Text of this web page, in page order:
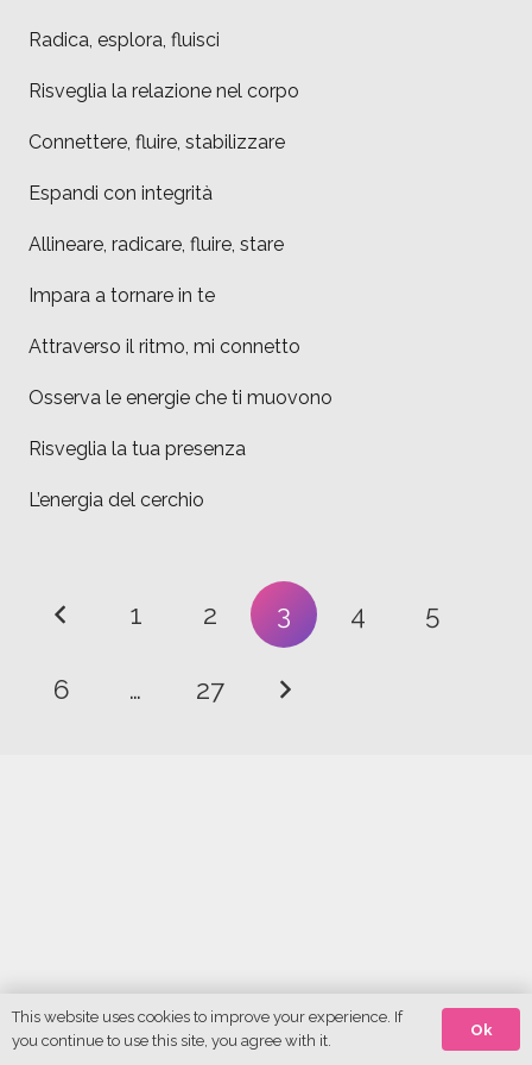
Radica, esplora, fluisci
Risveglia la relazione nel corpo
Connettere, fluire, stabilizzare
Espandi con integrità
Allineare, radicare, fluire, stare
Impara a tornare in te
Attraverso il ritmo, mi connetto
Osserva le energie che ti muovono
Risveglia la tua presenza
L’energia del cerchio
1 2 3 4 5
6 … 27
This website uses cookies to improve your experience. If
you continue to use this site, you agree with it.
Ok